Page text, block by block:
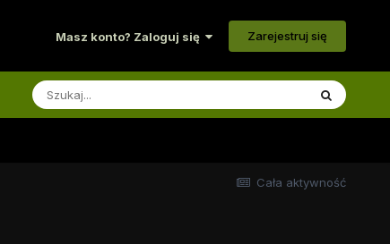
Masz konto? Zaloguj się Zarejestruj się
Cała aktywność